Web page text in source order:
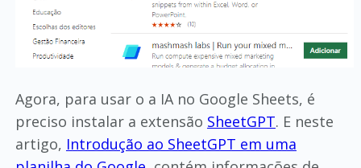
Agora, para usar o a IA no Google Sheets, é
preciso instalar a extensão SheetGPT. E neste
artigo, Introdução ao SheetGPT em uma